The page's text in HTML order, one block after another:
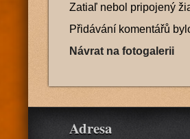
Zatiaľ nebol pripojený
Přidávání komentářů
Návrat na fotogalerii
Adresa